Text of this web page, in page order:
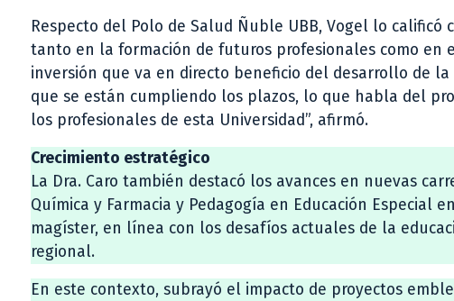
Respecto del Polo de Salud Ñuble UBB, Vogel lo
tanto en la formación de futuros profesionales como en
inversión que va en directo beneficio del desarrollo de
que se están cumpliendo los plazos, lo que habla del
los profesionales de esta Universidad”, afirmó.
Crecimiento estratégico
La Dra. Caro también destacó los avances en nuevas
Química y Farmacia y Pedagogía en Educación Especial
magíster, en línea con los desafíos actuales de la
regional.
En este contexto, subrayó el impacto de proyectos